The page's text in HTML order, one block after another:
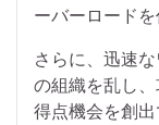
ーバーロードを
さらに、迅速
の組織を乱し
得点機会を創出